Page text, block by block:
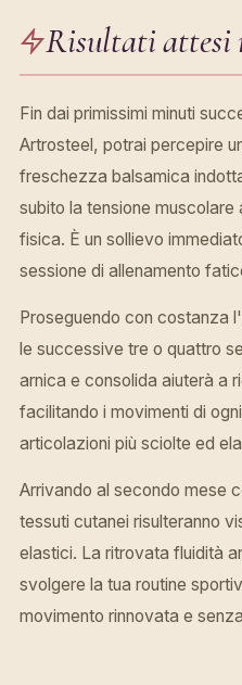
Risultati attesi
Fin dai primissimi minuti
Artrosteel, potrai percepire
freschezza balsamica
subito la tensione
fisica. È un sollievo
sessione di allenamento
Proseguendo con costanza
le successive tre o quattro
arnica e consolida aiuterà a
facilitando i movimenti di
articolazioni più sciolte ed
Arrivando al secondo mese
tessuti cutanei risulteranno
elastici. La ritrovata fluidità
svolgere la tua routine
movimento rinnovata e